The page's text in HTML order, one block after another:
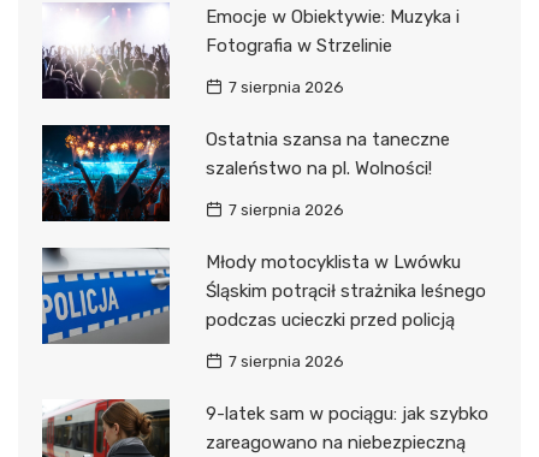
Emocje w Obiektywie: Muzyka i
Fotografia w Strzelinie
7 sierpnia 2026
Ostatnia szansa na taneczne
szaleństwo na pl. Wolności!
7 sierpnia 2026
Młody motocyklista w Lwówku
Śląskim potrącił strażnika leśnego
podczas ucieczki przed policją
7 sierpnia 2026
9-latek sam w pociągu: jak szybko
zareagowano na niebezpieczną